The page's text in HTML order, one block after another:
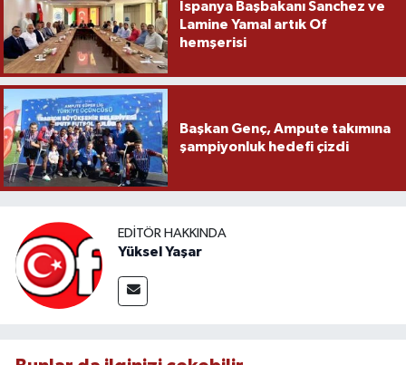
İspanya Başbakanı Sanchez ve
Lamine Yamal artık Of
hemşerisi
Başkan Genç, Ampute takımına
şampiyonluk hedefi çizdi
EDITÖR HAKKINDA
Yüksel Yaşar